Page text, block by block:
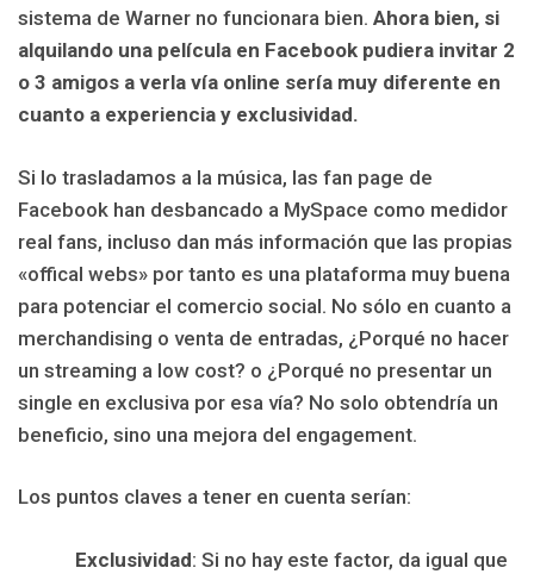
sistema de Warner no funcionara bien. Ahora bien, si
alquilando una película en Facebook pudiera invitar 2
o 3 amigos a verla vía online sería muy diferente en
cuanto a experiencia y exclusividad.
Si lo trasladamos a la música, las fan page de
Facebook han desbancado a MySpace como medidor
real fans, incluso dan más información que las propias
«offical webs» por tanto es una plataforma muy buena
para potenciar el comercio social. No sólo en cuanto a
merchandising o venta de entradas, ¿Porqué no hacer
un streaming a low cost? o ¿Porqué no presentar un
single en exclusiva por esa vía? No solo obtendría un
beneficio, sino una mejora del engagement.
Los puntos claves a tener en cuenta serían:
Exclusividad: Si no hay este factor, da igual que